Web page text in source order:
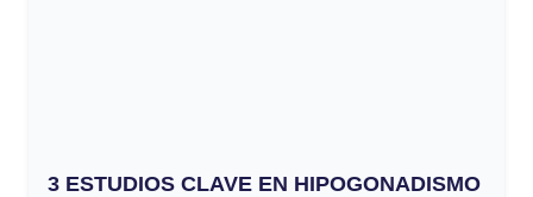
3 ESTUDIOS CLAVE EN HIPOGONADISMO